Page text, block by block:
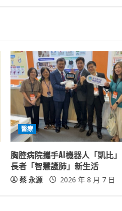
醫療
胸腔病院攜手AI機器人「凱比
長者「智慧護肺」新生活
蔡 永源 2026 年 8 月 7 日